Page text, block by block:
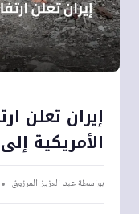
إيران تعلن
الأمريكية إلى 59 قتيلاً و666 مصاباً
بواسطةعبد العزيز المرزوق